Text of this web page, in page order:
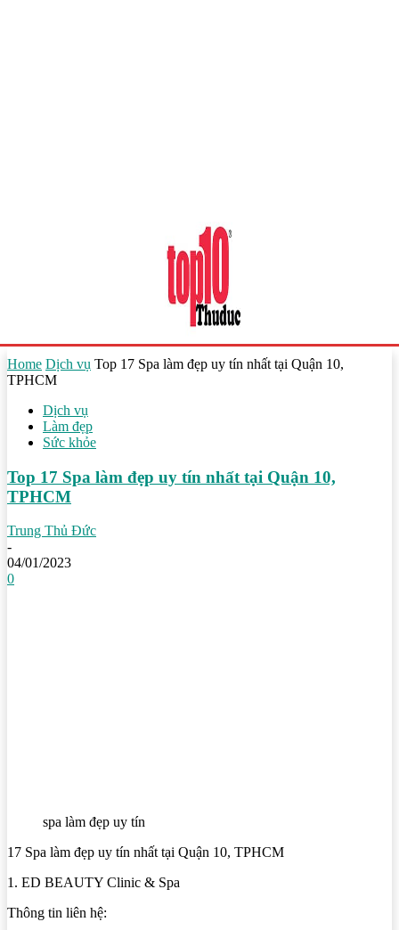
Home Dịch vụ Top 17 Spa làm đẹp uy tín nhất tại Quận 10,
TPHCM
Dịch vụ
Làm đẹp
Sức khỏe
Top 17 Spa làm đẹp uy tín nhất tại Quận 10,
TPHCM
Trung Thủ Đức
-
04/01/2023
0
spa làm đẹp uy tín
17 Spa làm đẹp uy tín nhất tại Quận 10, TPHCM
1. ED BEAUTY Clinic & Spa
Thông tin liên hệ: